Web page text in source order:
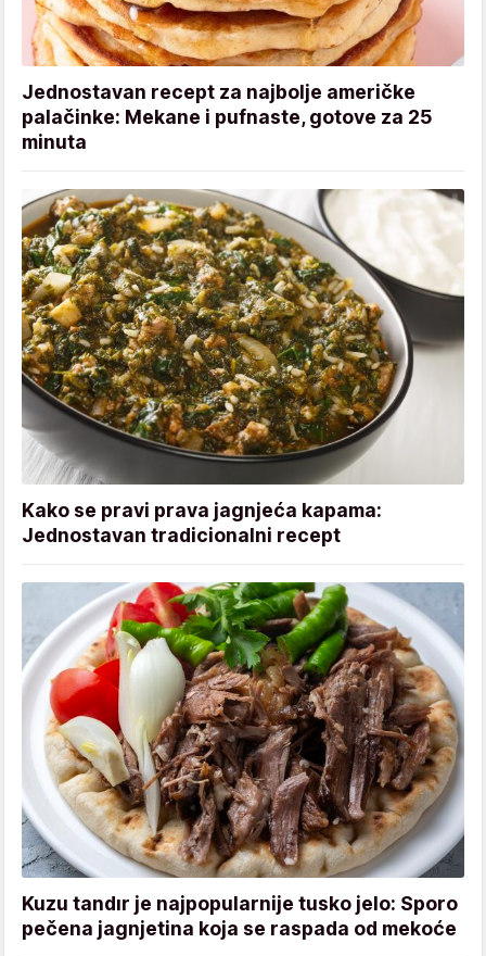
Jednostavan recept za najbolje američke
palačinke: Mekane i pufnaste, gotove za 25
minuta
Kako se pravi prava jagnjeća kapama:
Jednostavan tradicionalni recept
Kuzu tandır je najpopularnije tusko jelo: Sporo
pečena jagnjetina koja se raspada od mekoće